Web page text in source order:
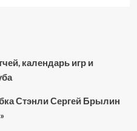
календарь игр и
Стэнли Сергей Брылин